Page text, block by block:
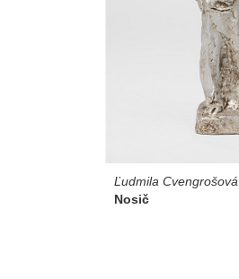
Ľudmila Cvengrošová
Nosič